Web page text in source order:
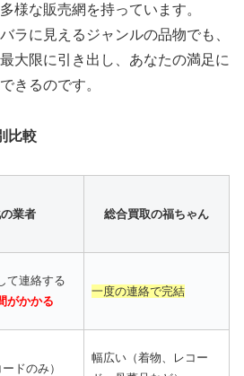
様な販売網を持っています。
ラに見えるジャンルの品物でも、
大限に引き出し、あなたの満足に
きるのです。
比較
業者 総合買取の福ちゃん
て連絡する
がかかる
一度の連絡で完結
ドのみ）
幅広い（着物、レコー